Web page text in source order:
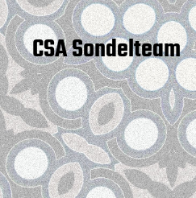
CSA Sondelteam